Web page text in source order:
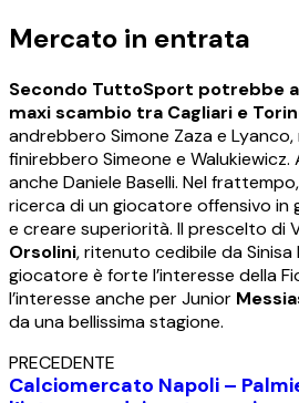
Mercato in entrata
Secondo TuttoSport potrebbe
maxi scambio tra Cagliari e
andrebbero Simone Zaza e
finirebbero Simeone e
anche Daniele Baselli. Nel
ricerca di un giocatore offensivo in
e creare superiorità. Il prescelto di
Orsolini, ritenuto cedibile da Sinisa
giocatore è forte l’interesse della
l’interesse anche per Junior
da una bellissima stagione.
PRECEDENTE
Calciomercato Napoli –